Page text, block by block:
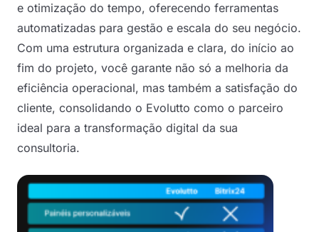
e otimização do tempo, oferecendo ferramentas
automatizadas para gestão e escala do seu negócio.
Com uma estrutura organizada e clara, do início ao
fim do projeto, você garante não só a melhoria da
eficiência operacional, mas também a satisfação do
cliente, consolidando o Evolutto como o parceiro
ideal para a transformação digital da sua
consultoria.